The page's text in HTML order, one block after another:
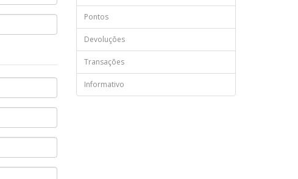
Pontos
Devoluções
Transações
Informativo